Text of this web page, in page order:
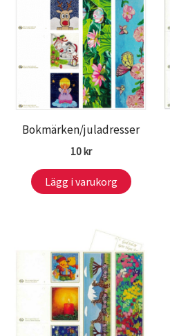
Bokmärken/juladresser
10 kr
Lägg i varukorg